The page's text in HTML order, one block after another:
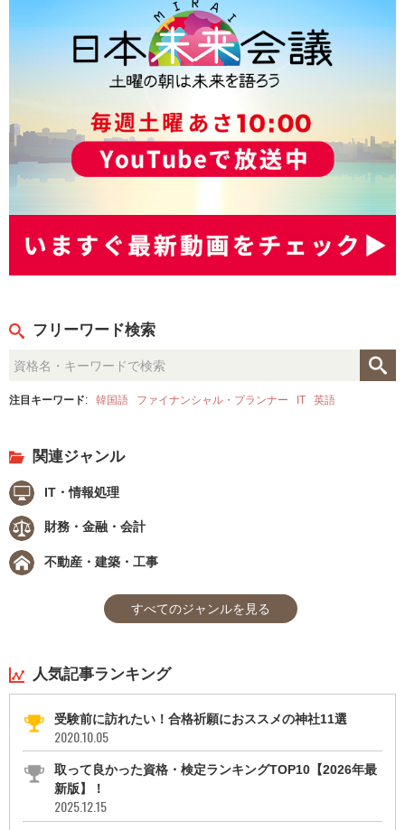
フリーワード検索
注目キーワード: 韓国語 ファイナンシャル・プランナー IT 英語
関連ジャンル
IT・情報処理
財務・金融・会計
不動産・建築・工事
すべてのジャンルを見る
人気記事ランキング
受験前に訪れたい！合格祈願におススメの神社11選
2020.10.05
取って良かった資格・検定ランキングTOP10【2026年最
新版】！
2025.12.15